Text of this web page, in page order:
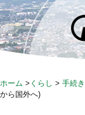
S
k
i
p
c
ホーム > くらし > 手続
から国外へ)